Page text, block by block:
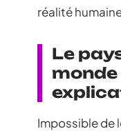
réalité
Le
Impossible de